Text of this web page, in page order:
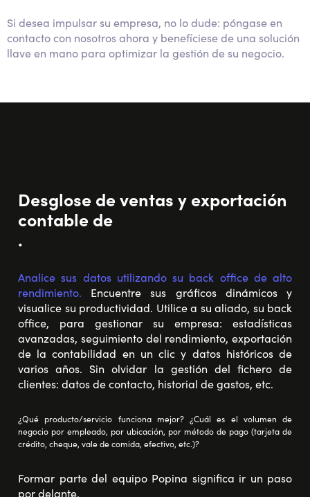
Si desea impulsar su empresa, no lo dude: póngase en
contacto con nosotros ahora y benefíciese de una solución
llave en mano para optimizar la gestión de su negocio.
Desglose de ventas y exportación
contable de
.
Analice sus datos utilizando su back office de alto
rendimiento. Encuentre sus gráficos dinámicos y
visualice su productividad. Utilice a su aliado, su back
office, para gestionar su empresa: estadísticas
avanzadas, seguimiento del rendimiento, exportación
de la contabilidad en un clic y datos históricos de
varios años. Sin olvidar la gestión del fichero de
clientes: datos de contacto, historial de gastos, etc.
¿Qué producto/servicio funciona mejor? ¿Cuál es el volumen de
negocio por empleado, por ubicación, por método de pago (tarjeta de
crédito, cheque, vale de comida, efectivo, etc.)?
Formar parte del equipo Popina significa ir un paso
por delante.